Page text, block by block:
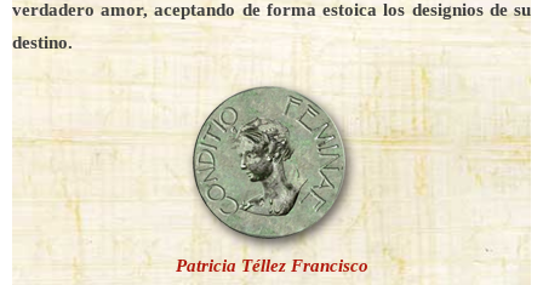
verdadero amor, aceptando de forma estoica los designios de su
destino.
Patricia Téllez Francisco